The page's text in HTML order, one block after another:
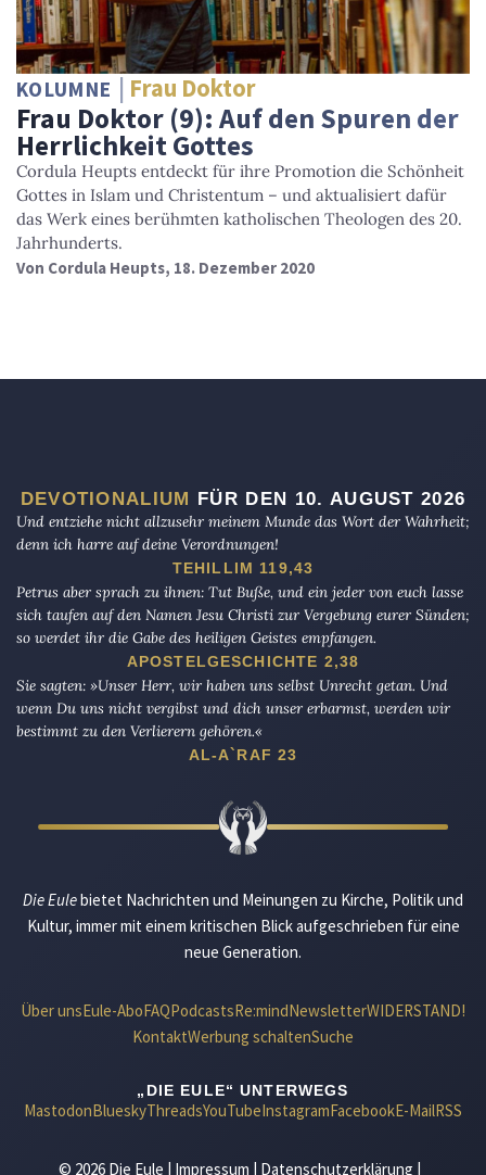
KOLUMNE Frau Doktor
Frau Doktor (9): Auf den Spuren der
Herrlichkeit Gottes
Cordula Heupts entdeckt für ihre Promotion die Schönheit
Gottes in Islam und Christentum – und aktualisiert dafür
das Werk eines berühmten katholischen Theologen des 20.
Jahrhunderts.
Von Cordula Heupts, 18. Dezember 2020
DEVOTIONALIUM FÜR DEN 10. AUGUST 2026
Und entziehe nicht allzusehr meinem Munde das Wort der Wahrheit;
denn ich harre auf deine Verordnungen!
TEHILLIM 119,43
Petrus aber sprach zu ihnen: Tut Buße, und ein jeder von euch lasse
sich taufen auf den Namen Jesu Christi zur Vergebung eurer Sünden;
so werdet ihr die Gabe des heiligen Geistes empfangen.
APOSTELGESCHICHTE 2,38
Sie sagten: »Unser Herr, wir haben uns selbst Unrecht getan. Und
wenn Du uns nicht vergibst und dich unser erbarmst, werden wir
bestimmt zu den Verlierern gehören.«
AL-A`RAF 23
Die Eulebietet Nachrichten und Meinungen zu Kirche, Politik und
Kultur, immer mit einem kritischen Blick aufgeschrieben für eine
neue Generation.
Über unsEule-AboFAQPodcastsRe:mindNewsletterWIDERSTAND!
KontaktWerbung schaltenSuche
„DIE EULE“ UNTERWEGS
MastodonBlueskyThreadsYouTubeInstagramFacebookE-MailRSS
© 2026 Die Eule | Impressum | Datenschutzerklärung |